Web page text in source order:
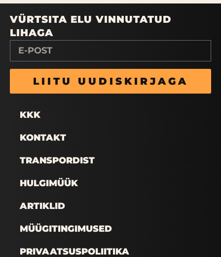
KKK
KONTAKT
TRANSPORDIST
HULGIMÜÜK
ARTIKLID
MÜÜGITINGIMUSED
PRIVAATSUSPOLIITIKA
VÜRTSITA ELU VINNUTATUD
LIHAGA
LIITU UUDISKIRJAGA